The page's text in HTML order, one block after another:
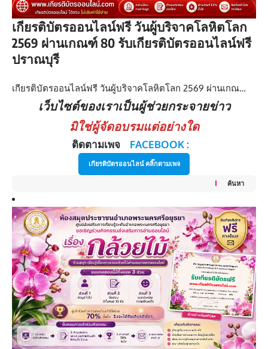
เกียรติบัตรออนไลน์ฟรี วันผู้บริจาคโลหิตโลก
2569 ผ่านเกณฑ์ 80 รับเกียรติบัตรออนไลน์ฟรี
ปราณบุรี
เกียรติบัตรออนไลน์ฟรี วันผู้บริจาคโลหิตโลก 2569 ผ่านเกณ…
เว็บไซต์ของเราเป็นผู้ช่วยกระจายข่าว
มิใช่ผู้จัดอบรมแต่อย่างใด
ติดตามเพจ FACEBOOK :
เกียรติบัตรออนไลน์ คลิ๊กตามเพจ
ค้นหา